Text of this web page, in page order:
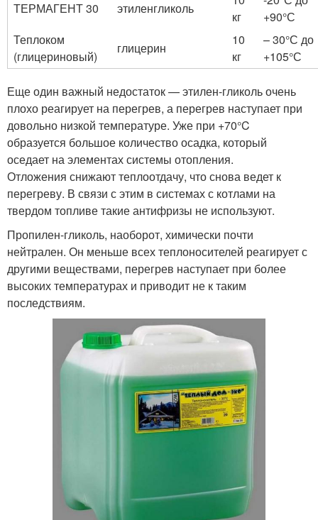
ТЕРМАГЕНТ 30 этиленгликоль
кг
+90°С
Теплоком
(глицериновый)
глицерин
10
кг
– 30°С до
+105°С
Еще один важный недостаток — этилен-гликоль очень
плохо реагирует на перегрев, а перегрев наступает при
довольно низкой температуре. Уже при +70°C
образуется большое количество осадка, который
оседает на элементах системы отопления.
Отложения снижают теплоотдачу, что снова ведет к
перегреву. В связи с этим в системах с котлами на
твердом топливе такие антифризы не используют.
Пропилен-гликоль, наоборот, химически почти
нейтрален. Он меньше всех теплоносителей реагирует с
другими веществами, перегрев наступает при более
высоких температурах и приводит не к таким
последствиям.